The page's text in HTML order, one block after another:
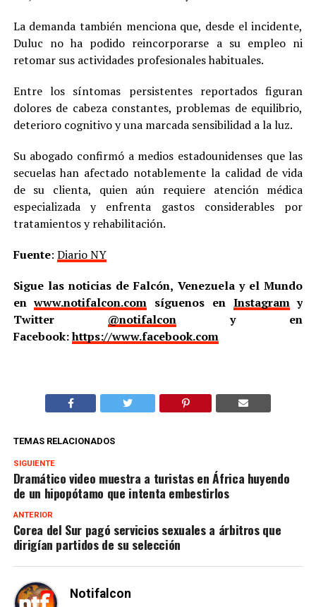
La demanda también menciona que, desde el incidente,
Duluc no ha podido reincorporarse a su empleo ni
retomar sus actividades profesionales habituales.
Entre los síntomas persistentes reportados figuran
dolores de cabeza constantes, problemas de equilibrio,
deterioro cognitivo y una marcada sensibilidad a la luz.
Su abogado confirmó a medios estadounidenses que las
secuelas han afectado notablemente la calidad de vida
de su clienta, quien aún requiere atención médica
especializada y enfrenta gastos considerables por
tratamientos y rehabilitación.
Fuente: Diario NY
Sigue las noticias de Falcón, Venezuela y el Mundo
enwww.notifalcon.com síguenos en Instagramy
Twitter @notifalcony en
Facebook:https://www.facebook.com
TEMAS RELACIONADOS
SIGUIENTE
Dramático video muestra a turistas en África huyendo
de un hipopótamo que intenta embestirlos
ANTERIOR
Corea del Sur pagó servicios sexuales a árbitros que
dirigían partidos de su selección
Notifalcon